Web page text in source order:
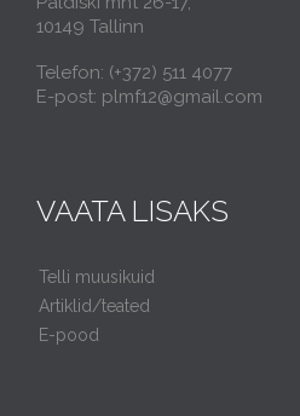
10149 Tallinn
Telefon: (+372) 511 4077
E-post: plmf12@gmail.com
VAATA LISAKS
Telli muusikuid
Artiklid/teated
E-pood